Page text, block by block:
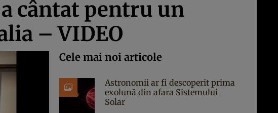
cântat pentru un
– VIDEO
Cele mai noi articole
Astronomii ar fi descoperit prima
exolună din afara Sistemului
Solar